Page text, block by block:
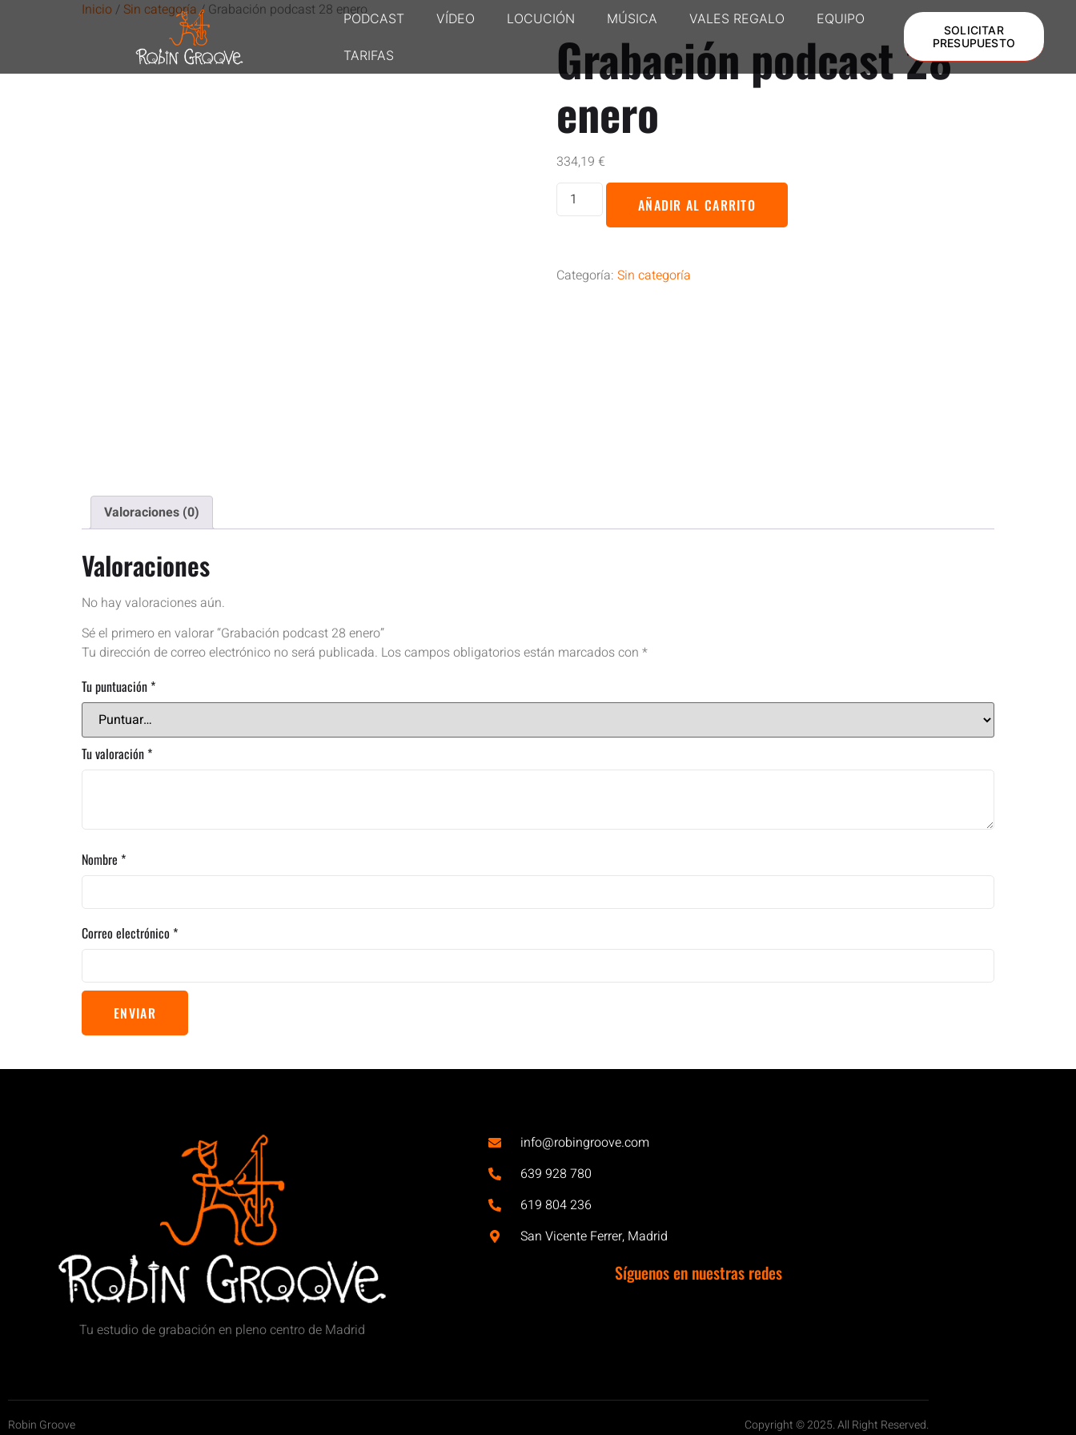
PODCAST VÍDEO LOCUCIÓN MÚSICA VALES REGALO EQUIPO
TARIFAS
SOLICITAR
PRESUPUESTO
Inicio/ Sin categoría/ Grabación podcast 28 enero
Grabación podcast 28
enero
334,19 €
AÑADIR AL CARRITO
Categoría: Sin categoría
Valoraciones (0)
Valoraciones
No hay valoraciones aún.
Sé el primero en valorar “Grabación podcast 28 enero”
Tu dirección de correo electrónico no será publicada. Los campos obligatorios están marcados con *
Tu puntuación *
Tu valoración *
Nombre *
Correo electrónico *
Tu estudio de grabación en pleno centro de Madrid
info@robingroove.com
639 928 780
619 804 236
San Vicente Ferrer, Madrid
Síguenos en nuestras redes
Robin Groove Copyright © 2025. All Right Reserved.